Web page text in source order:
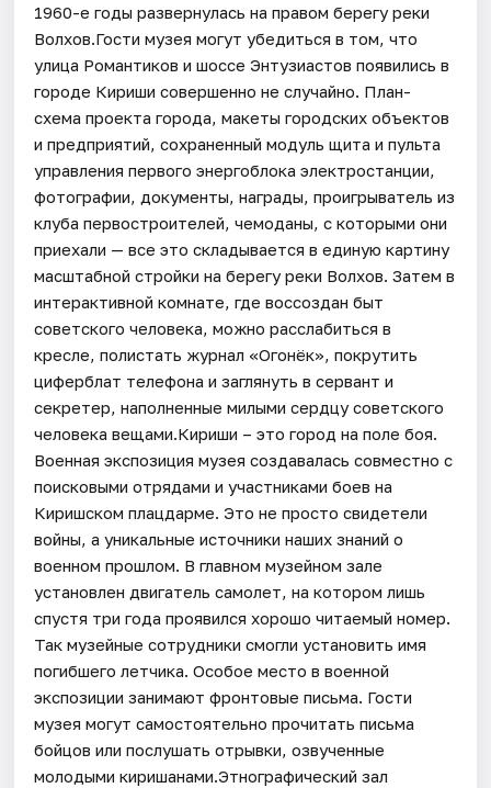
1960-е годы развернулась на правом берегу реки
Волхов.Гости музея могут убедиться в том, что
улица Романтиков и шоссе Энтузиастов появились в
городе Кириши совершенно не случайно. План-
схема проекта города, макеты городских объектов
и предприятий, сохраненный модуль щита и пульта
управления первого энергоблока электростанции,
фотографии, документы, награды, проигрыватель из
клуба первостроителей, чемоданы, с которыми они
приехали — все это складывается в единую картину
масштабной стройки на берегу реки Волхов. Затем в
интерактивной комнате, где воссоздан быт
советского человека, можно расслабиться в
кресле, полистать журнал «Огонёк», покрутить
циферблат телефона и заглянуть в сервант и
секретер, наполненные милыми сердцу советского
человека вещами.Кириши – это город на поле боя.
Военная экспозиция музея создавалась совместно с
поисковыми отрядами и участниками боев на
Киришском плацдарме. Это не просто свидетели
войны, а уникальные источники наших знаний о
военном прошлом. В главном музейном зале
установлен двигатель самолет, на котором лишь
спустя три года проявился хорошо читаемый номер.
Так музейные сотрудники смогли установить имя
погибшего летчика. Особое место в военной
экспозиции занимают фронтовые письма. Гости
музея могут самостоятельно прочитать письма
бойцов или послушать отрывки, озвученные
молодыми киришанами.Этнографический зал